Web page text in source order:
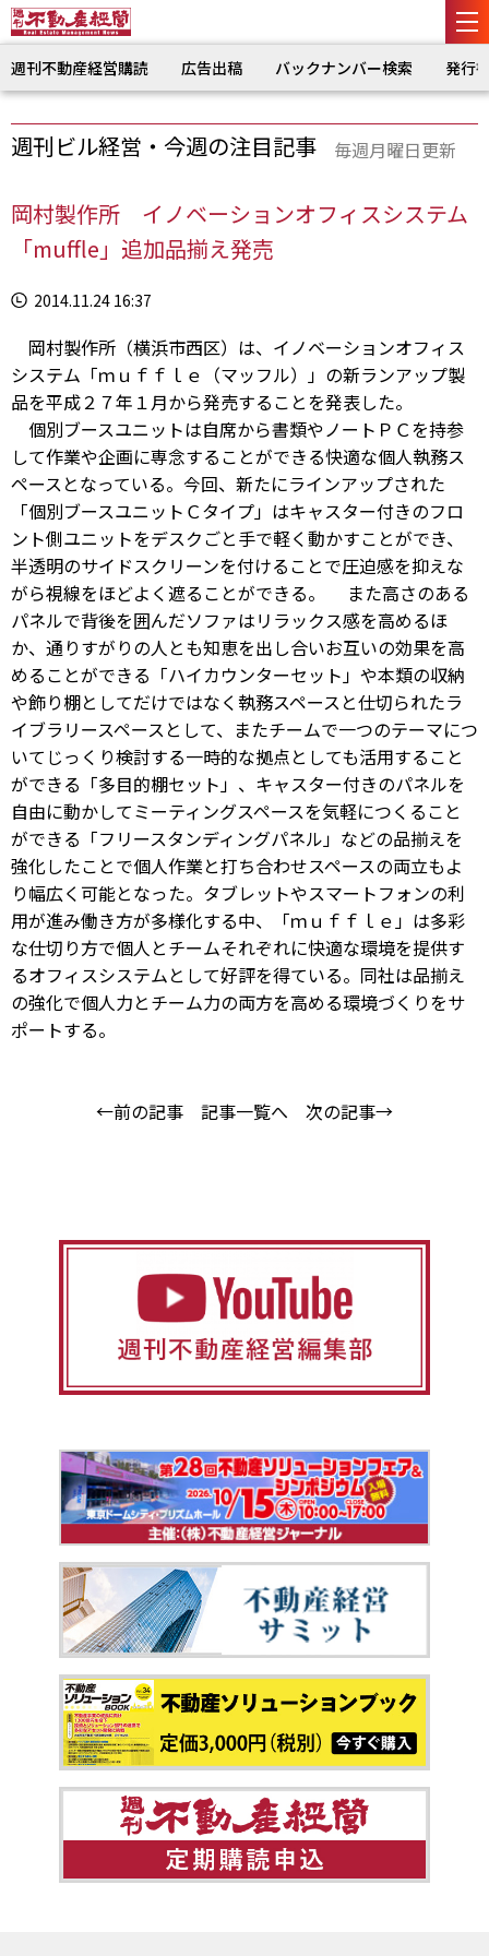
週刊不動産経営購読 広告出稿 バックナンバー検索 発行
週刊ビル経営・今週の注目記事 毎週月曜日更新
岡村製作所 イノベーションオフィスシステム
「muffle」追加品揃え発売
2014.11.24 16:37
岡村製作所（横浜市西区）は、イノベーションオフィス
システム「ｍｕｆｆｌｅ（マッフル）」の新ランアップ製
品を平成２７年１月から発売することを発表した。
個別ブースユニットは自席から書類やノートＰＣを持参
して作業や企画に専念することができる快適な個人執務ス
ペースとなっている。今回、新たにラインアップされた
「個別ブースユニットＣタイプ」はキャスター付きのフロ
ント側ユニットをデスクごと手で軽く動かすことができ、
半透明のサイドスクリーンを付けることで圧迫感を抑えな
がら視線をほどよく遮ることができる。 また高さのある
パネルで背後を囲んだソファはリラックス感を高めるほ
か、通りすがりの人とも知恵を出し合いお互いの効果を高
めることができる「ハイカウンターセット」や本類の収納
や飾り棚としてだけではなく執務スペースと仕切られたラ
イブラリースペースとして、またチームで一つのテーマにつ
いてじっくり検討する一時的な拠点としても活用すること
ができる「多目的棚セット」、キャスター付きのパネルを
自由に動かしてミーティングスペースを気軽につくること
ができる「フリースタンディングパネル」などの品揃えを
強化したことで個人作業と打ち合わせスペースの両立もよ
り幅広く可能となった。タブレットやスマートフォンの利
用が進み働き方が多様化する中、「ｍｕｆｆｌｅ」は多彩
な仕切り方で個人とチームそれぞれに快適な環境を提供す
るオフィスシステムとして好評を得ている。同社は品揃え
の強化で個人力とチーム力の両方を高める環境づくりをサ
ポートする。
←前の記事 記事一覧へ 次の記事→